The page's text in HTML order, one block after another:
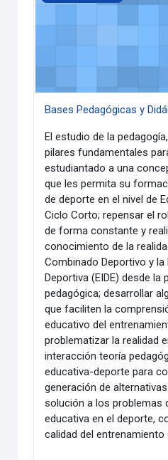
Bases Pedagógicas y
El estudio de la
pilares fundamentales
estudiantado a una
que les permita su
de deporte en el nivel de
Ciclo Corto; repensar el
de forma constante y
conocimiento de la
Combinado Deportivo y la
Deportiva (EIDE) desde la
pedagógica; desarrollar
que faciliten la
educativo del
problematizar la realidad
interacción teoría
educativa-deporte para
generación de
solución a los problemas
educativa en el deporte,
calidad del entrenamiento